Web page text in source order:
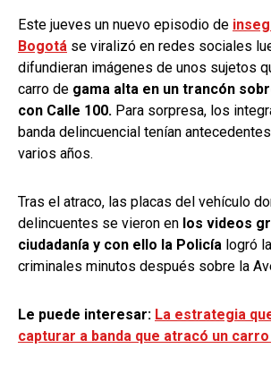
Este jueves un nuevo episodio de
Bogotá se viralizó en redes sociales
difundieran imágenes de unos sujetos
carro de gama alta en un trancón
con Calle 100. Para sorpresa, los
banda delincuencial tenían
varios años.
Tras el atraco, las placas del vehículo
delincuentes se vieron en los videos
ciudadanía y con ello la Policía logró
criminales minutos después sobre la
Le puede interesar: La estrategia
capturar a banda que atracó un